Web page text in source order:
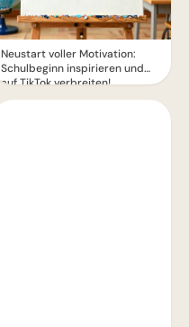
Neustart voller Motivation:
Schulbeginn inspirieren und
auf TikTok verbreiten!